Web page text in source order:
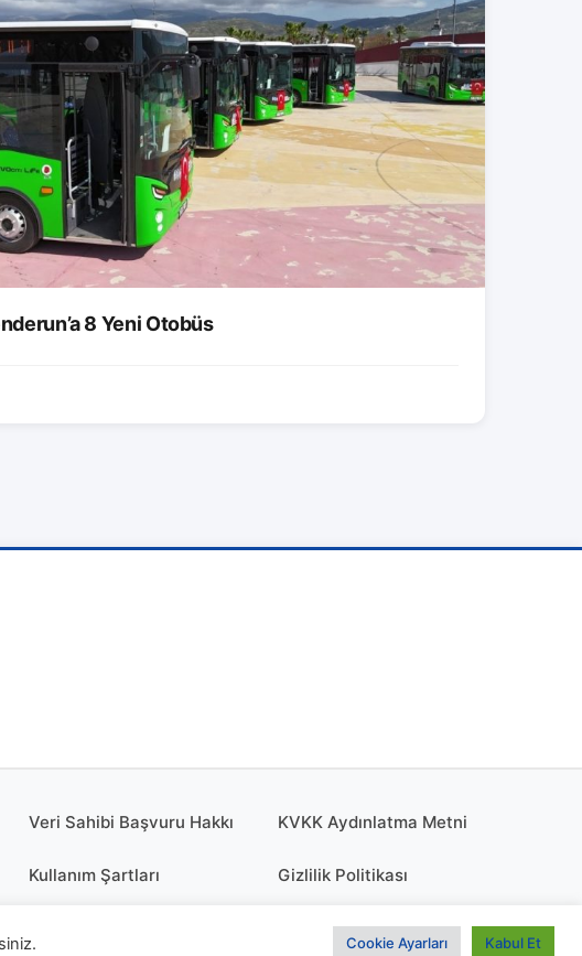
8 Yeni Otobüs
Veri Sahibi Başvuru Hakkı KVKK Aydınlatma Metni
Kullanım Şartları Gizlilik Politikası
KÜNYE
Cookie Ayarları Kabul Et